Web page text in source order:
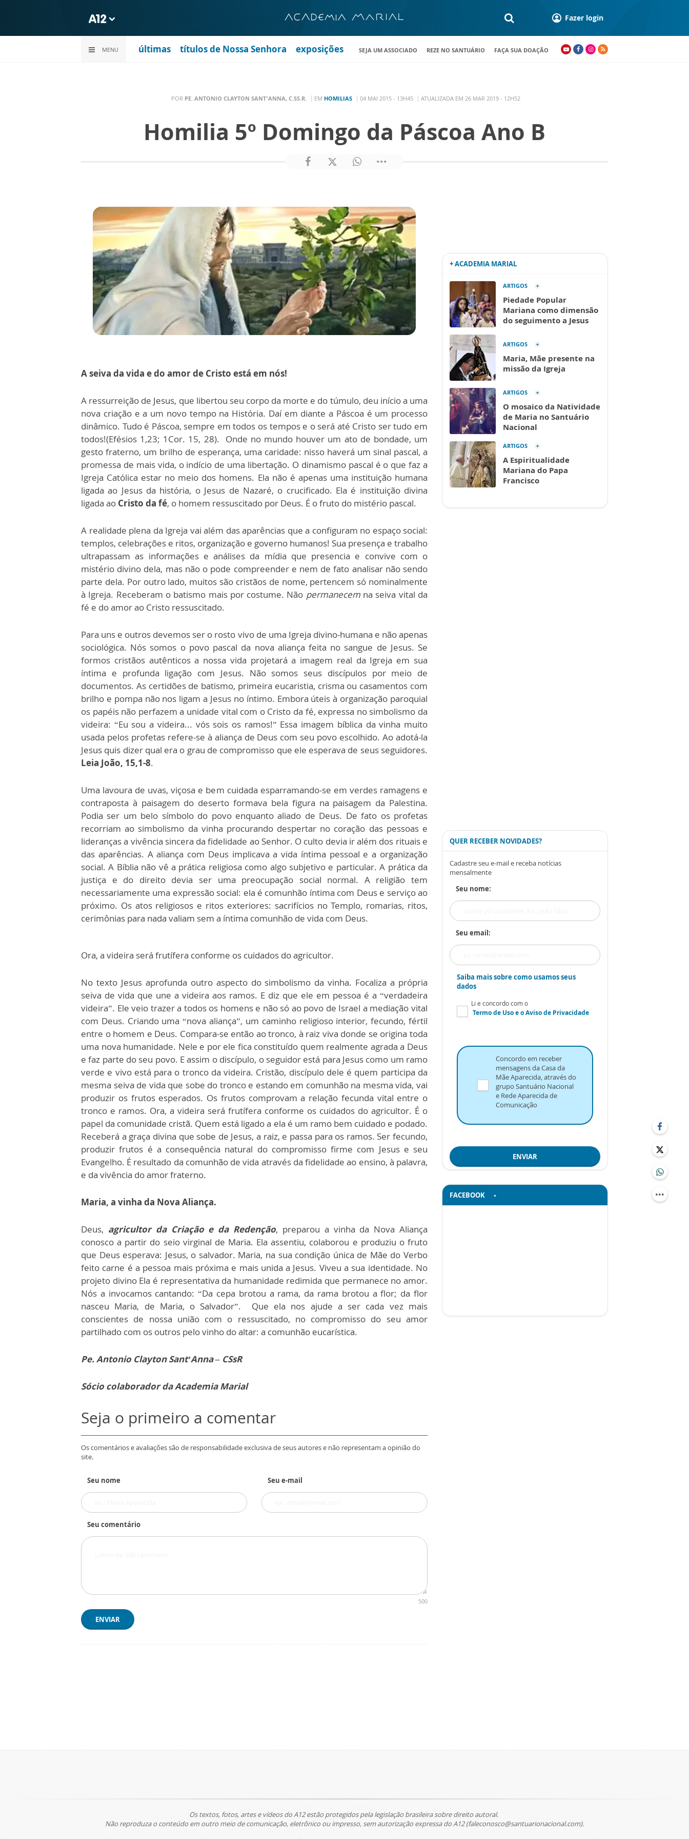
Fazer login
MENU últimas títulos de Nossa Senhora exposições SEJA UM ASSOCIADO REZE NO SANTUÁRIO FAÇA SUA DOAÇÃO
POR PE. ANTONIO CLAYTON SANT’ANNA, C.SS.R. EM HOMILIAS 04 MAI 2015 - 13H45 ATUALIZADA EM 26 MAR 2019 - 12H52
Homilia 5º Domingo da Páscoa Ano B
A seiva da vida e do amor de Cristo está em nós!
A ressurreição de Jesus, que libertou seu corpo da morte e do túmulo, deu início a uma
nova criação e a um novo tempo na História. Daí em diante a Páscoa é um processo
dinâmico. Tudo é Páscoa, sempre em todos os tempos e o será até Cristo ser tudo em
todos!(Efésios 1,23; 1Cor. 15, 28). Onde no mundo houver um ato de bondade, um
gesto fraterno, um brilho de esperança, uma caridade: nisso haverá um sinal pascal, a
promessa de mais vida, o indício de uma libertação. O dinamismo pascal é o que faz a
Igreja Católica estar no meio dos homens. Ela não é apenas uma instituição humana
ligada ao Jesus da história, o Jesus de Nazaré, o crucificado. Ela é instituição divina
ligada ao Cristo da fé, o homem ressuscitado por Deus. É o fruto do mistério pascal.
A realidade plena da Igreja vai além das aparências que a configuram no espaço social:
templos, celebrações e ritos, organização e governo humanos! Sua presença e trabalho
ultrapassam as informações e análises da mídia que presencia e convive com o
mistério divino dela, mas não o pode compreender e nem de fato analisar não sendo
parte dela. Por outro lado, muitos são cristãos de nome, pertencem só nominalmente
à Igreja. Receberam o batismo mais por costume. Não permanecemna seiva vital da
fé e do amor ao Cristo ressuscitado.
Para uns e outros devemos ser o rosto vivo de uma Igreja divino-humana e não apenas
sociológica. Nós somos o povo pascal da nova aliança feita no sangue de Jesus. Se
formos cristãos autênticos a nossa vida projetará a imagem real da Igreja em sua
íntima e profunda ligação com Jesus. Não somos seus discípulos por meio de
documentos. As certidões de batismo, primeira eucaristia, crisma ou casamentos com
brilho e pompa não nos ligam a Jesus no íntimo. Embora úteis à organização paroquial
os papéis não perfazem a unidade vital com o Cristo da fé, expressa no simbolismo da
videira: “Eu sou a videira... vós sois os ramos!” Essa imagem bíblica da vinha muito
usada pelos profetas refere-se à aliança de Deus com seu povo escolhido. Ao adotá-la
Jesus quis dizer qual era o grau de compromisso que ele esperava de seus seguidores.
Leia João, 15,1-8.
Uma lavoura de uvas, viçosa e bem cuidada esparramando-se em verdes ramagens e
contraposta à paisagem do deserto formava bela figura na paisagem da Palestina.
Podia ser um belo símbolo do povo enquanto aliado de Deus. De fato os profetas
recorriam ao simbolismo da vinha procurando despertar no coração das pessoas e
lideranças a vivência sincera da fidelidade ao Senhor. O culto devia ir além dos rituais e
das aparências. A aliança com Deus implicava a vida íntima pessoal e a organização
social. A Bíblia não vê a prática religiosa como algo subjetivo e particular. A prática da
justiça e do direito devia ser uma preocupação social normal. A religião tem
necessariamente uma expressão social: ela é comunhão íntima com Deus e serviço ao
próximo. Os atos religiosos e ritos exteriores: sacrifícios no Templo, romarias, ritos,
cerimônias para nada valiam sem a íntima comunhão de vida com Deus.
Ora, a videira será frutífera conforme os cuidados do agricultor.
No texto Jesus aprofunda outro aspecto do simbolismo da vinha. Focaliza a própria
seiva de vida que une a videira aos ramos. E diz que ele em pessoa é a “verdadeira
videira”. Ele veio trazer a todos os homens e não só ao povo de Israel a mediação vital
com Deus. Criando uma “nova aliança”, um caminho religioso interior, fecundo, fértil
entre o homem e Deus. Compara-se então ao tronco, à raiz viva donde se origina toda
uma nova humanidade. Nele e por ele fica constituído quem realmente agrada a Deus
e faz parte do seu povo. E assim o discípulo, o seguidor está para Jesus como um ramo
verde e vivo está para o tronco da videira. Cristão, discípulo dele é quem participa da
mesma seiva de vida que sobe do tronco e estando em comunhão na mesma vida, vai
produzir os frutos esperados. Os frutos comprovam a relação fecunda vital entre o
tronco e ramos. Ora, a videira será frutífera conforme os cuidados do agricultor. É o
papel da comunidade cristã. Quem está ligado a ela é um ramo bem cuidado e podado.
Receberá a graça divina que sobe de Jesus, a raiz, e passa para os ramos. Ser fecundo,
produzir frutos é a consequência natural do compromisso firme com Jesus e seu
Evangelho. É resultado da comunhão de vida através da fidelidade ao ensino, à palavra,
e da vivência do amor fraterno.
Maria, a vinha da Nova Aliança.
Deus, agricultor da Criação e da Redenção, preparou a vinha da Nova Aliança
conosco a partir do seio virginal de Maria. Ela assentiu, colaborou e produziu o fruto
que Deus esperava: Jesus, o salvador. Maria, na sua condição única de Mãe do Verbo
feito carne é a pessoa mais próxima e mais unida a Jesus. Viveu a sua identidade. No
projeto divino Ela é representativa da humanidade redimida que permanece no amor.
Nós a invocamos cantando: “Da cepa brotou a rama, da rama brotou a flor; da flor
nasceu Maria, de Maria, o Salvador”. Que ela nos ajude a ser cada vez mais
conscientes de nossa união com o ressuscitado, no compromisso do seu amor
partilhado com os outros pelo vinho do altar: a comunhão eucarística.
Pe. Antonio Clayton Sant’Anna – CSsR
Sócio colaborador da Academia Marial
Seja o primeiro a comentar
Os comentários e avaliações são de responsabilidade exclusiva de seus autores e não representam a opinião do
site.
Seu nome Seu e-mail
Seu comentário
500
ENVIAR
+ ACADEMIA MARIAL
ARTIGOS
Piedade Popular
Mariana como dimensão
do seguimento a Jesus
ARTIGOS
Maria, Mãe presente na
missão da Igreja
ARTIGOS
O mosaico da Natividade
de Maria no Santuário
Nacional
ARTIGOS
A Espiritualidade
Mariana do Papa
Francisco
QUER RECEBER NOVIDADES?
Cadastre seu e-mail e receba notícias
mensalmente
Seu nome:
Seu email:
Saiba mais sobre como usamos seus
dados
Li e concordo com o
Termo de Usoe oAviso de Privacidade
Concordo em receber
mensagens da Casa da
Mãe Aparecida, através do
grupo Santuário Nacional
e Rede Aparecida de
Comunicação
ENVIAR
FACEBOOK
Os textos, fotos, artes e vídeos do A12 estão protegidos pela legislação brasileira sobre direito autoral.
Não reproduza o conteúdo em outro meio de comunicação, eletrônico ou impresso, sem autorização expressa do A12 (faleconosco@santuarionacional.com).